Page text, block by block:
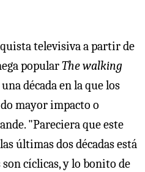
televisiva a partir de
popularThe walking
década en la que los
mayor impacto o
"Pareciera que este
últimas dos décadas está
son cíclicas, y lo bonito de